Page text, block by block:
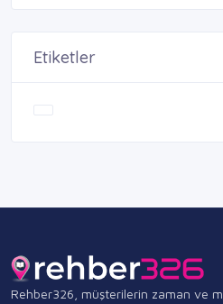
Etiketler
Rehber326, müşterilerin zaman ve